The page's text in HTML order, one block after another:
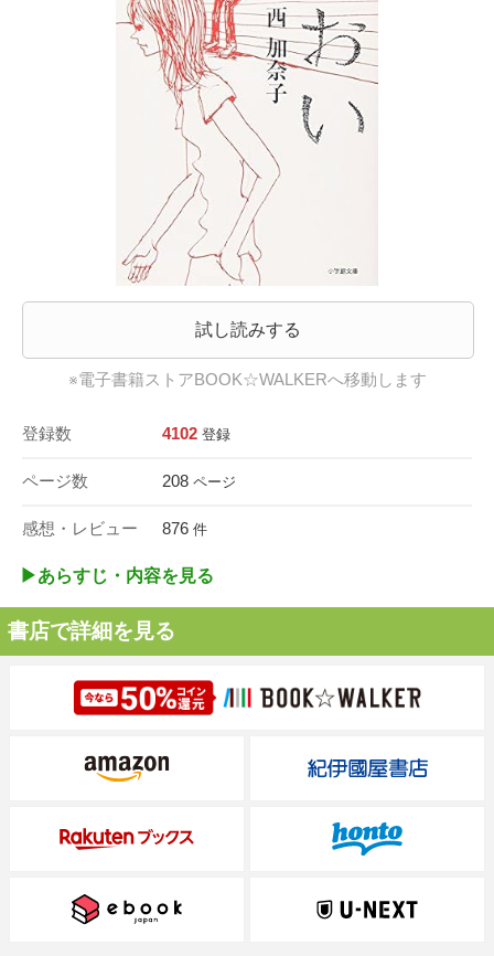
試し読みする
※電子書籍ストアBOOK☆WALKERへ移動します
登録数 4102 登録
ページ数 208 ページ
感想・レビュー 876 件
▶︎あらすじ・内容を見る
書店で詳細を見る